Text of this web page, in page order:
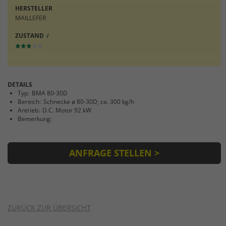
HERSTELLER
MAILLEFER
ZUSTAND
DETAILS
Typ: BMA 80-30D
Bereich: Schnecke ø 80-30D; ca. 300 kg/h
Antrieb: D.C. Motor 92 kW
Bemerkung:
ANFRAGE STELLEN >
ZURÜCK ZUR ÜBERSICHT
Zweck
Einstellungen. Unter anderem eine
zufällig generierte ID, für die historische
Speicherung Ihrer vorgenommen
Einstellungen, falls der Webseiten-
Betreiber dies eingestellt hat.